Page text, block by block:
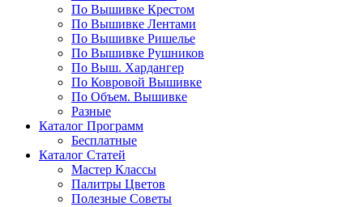
По Вышивке Крестом
По Вышивке Лентами
По Вышивке Ришелье
По Вышивке Рушников
По Выш. Хардангер
По Ковровой Вышивке
По Объем. Вышивке
Разные
Каталог Программ
Бесплатные
Каталог Статей
Мастер Классы
Палитры Цветов
Полезные Советы